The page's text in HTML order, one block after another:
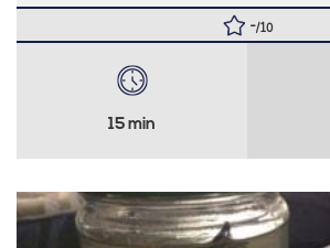
-/10
15 min